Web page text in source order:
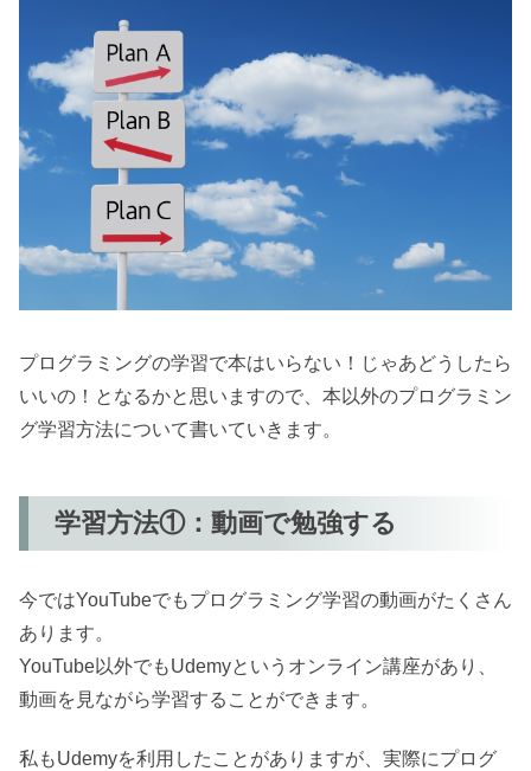
プログラミングの学習で本はいらない！じゃあどうしたら
いいの！となるかと思いますので、本以外のプログラミン
グ学習方法について書いていきます。
学習方法①：動画で勉強する
今ではYouTubeでもプログラミング学習の動画がたくさん
あります。
YouTube以外でもUdemyというオンライン講座があり、
動画を見ながら学習することができます。
私もUdemyを利用したことがありますが、実際にプログ